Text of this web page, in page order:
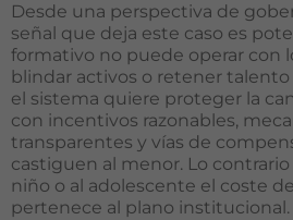
Desde una perspectiva de
señal que deja este caso es
formativo no puede operar con
blindar activos o retener talento
el sistema quiere proteger la
con incentivos razonables,
transparentes y vías de
castiguen al menor. Lo contrario
niño o al adolescente el coste
pertenece al plano institucional.